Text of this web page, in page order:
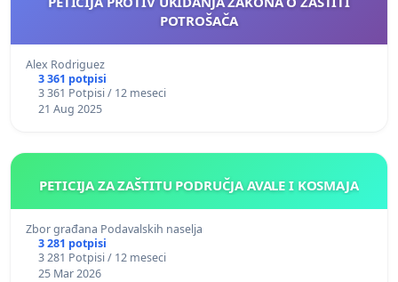
POTROŠAČA
Alex Rodriguez
3 361 potpisi
3 361 Potpisi / 12 meseci
21 Aug 2025
PETICIJA ZA ZAŠTITU PODRUČJA AVALE I KOSMAJA
Zbor građana Podavalskih naselja
3 281 potpisi
3 281 Potpisi / 12 meseci
25 Mar 2026